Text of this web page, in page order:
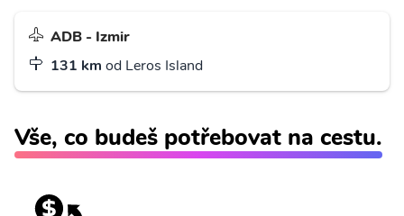
ADB - Izmir
131 km od Leros Island
Vše, co budeš potřebovat na cestu.